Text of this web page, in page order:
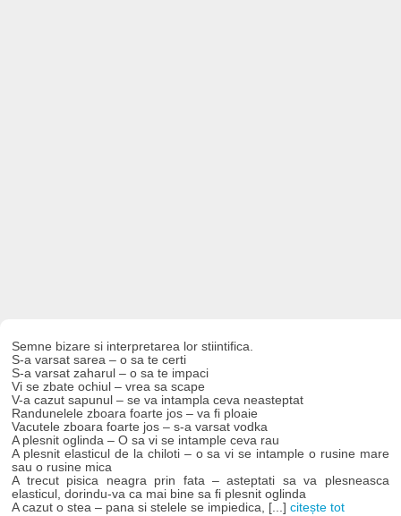
Semne bizare si interpretarea lor stiintifica.
S-a varsat sarea – o sa te certi
S-a varsat zaharul – o sa te impaci
Vi se zbate ochiul – vrea sa scape
V-a cazut sapunul – se va intampla ceva neasteptat
Randunelele zboara foarte jos – va fi ploaie
Vacutele zboara foarte jos – s-a varsat vodka
A plesnit oglinda – O sa vi se intample ceva rau
A plesnit elasticul de la chiloti – o sa vi se intample o rusine mare
sau o rusine mica
A trecut pisica neagra prin fata – asteptati sa va plesneasca
elasticul, dorindu-va ca mai bine sa fi plesnit oglinda
A cazut o stea – pana si stelele se impiedica, [...]citește tot